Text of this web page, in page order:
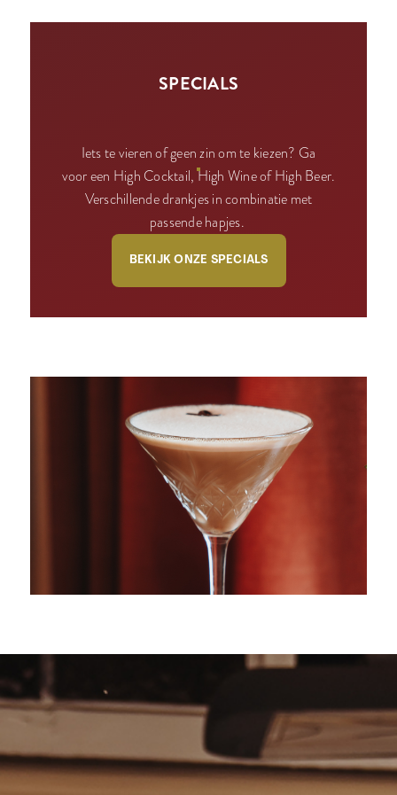
SPECIALS
Iets te vieren of geen zin om te kiezen? Ga
voor een High Cocktail, High Wine of High Beer.
Verschillende drankjes in combinatie met
passende hapjes.
BEKIJK ONZE SPECIALS